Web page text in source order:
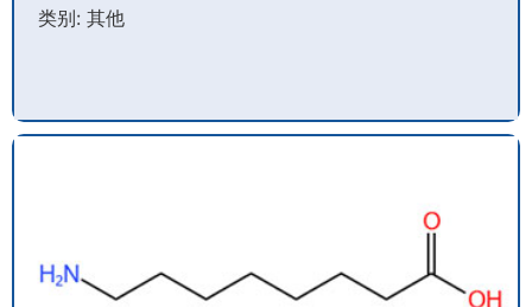
类别: 其他